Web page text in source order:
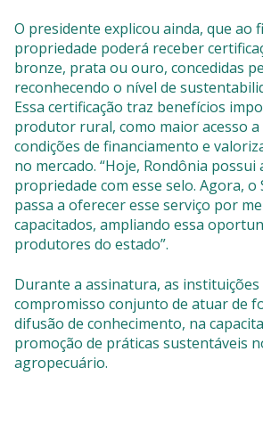
O presidente explicou ainda, que ao
propriedade poderá receber
bronze, prata ou ouro, concedidas
reconhecendo o nível de
Essa certificação traz benefícios
produtor rural, como maior acesso
condições de financiamento e
no mercado. “Hoje, Rondônia possui
propriedade com esse selo. Agora, o
passa a oferecer esse serviço por
capacitados, ampliando essa
produtores do estado”.
Durante a assinatura, as
compromisso conjunto de atuar de
difusão de conhecimento, na
promoção de práticas sustentáveis
agropecuário.